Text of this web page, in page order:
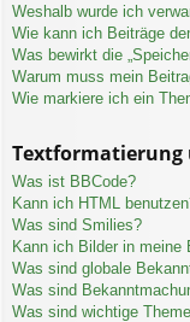
Weshalb wurde ich
Wie kann ich Beiträge
Was bewirkt die
Warum muss mein
Wie markiere ich ein
Textformatierung
Was ist BBCode?
Kann ich HTML
Was sind Smilies?
Kann ich Bilder in meine
Was sind globale
Was sind
Was sind wichtige